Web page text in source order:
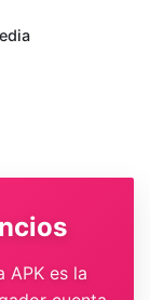
APK es la